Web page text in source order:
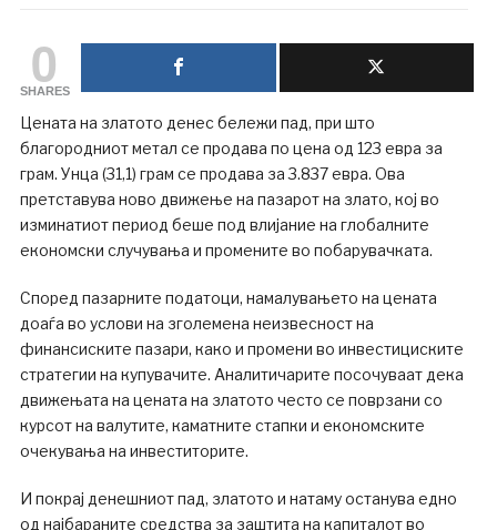
0
SHARES
Цената на златото денес бележи пад, при што
благородниот метал се продава по цена од 123 евра за
грам. Унца (31,1) грам се продава за 3.837 евра. Ова
претставува ново движење на пазарот на злато, кој во
изминатиот период беше под влијание на глобалните
економски случувања и промените во побарувачката.
Според пазарните податоци, намалувањето на цената
доаѓа во услови на зголемена неизвесност на
финансиските пазари, како и промени во инвестициските
стратегии на купувачите. Аналитичарите посочуваат дека
движењата на цената на златото често се поврзани со
курсот на валутите, каматните стапки и економските
очекувања на инвеститорите.
И покрај денешниот пад, златото и натаму останува едно
од најбараните средства за заштита на капиталот во